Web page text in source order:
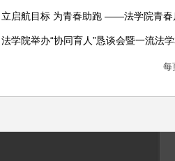
立启航目标 为青春助跑 ——法学院青春
法学院举办“协同育人”恳谈会暨一流法
每